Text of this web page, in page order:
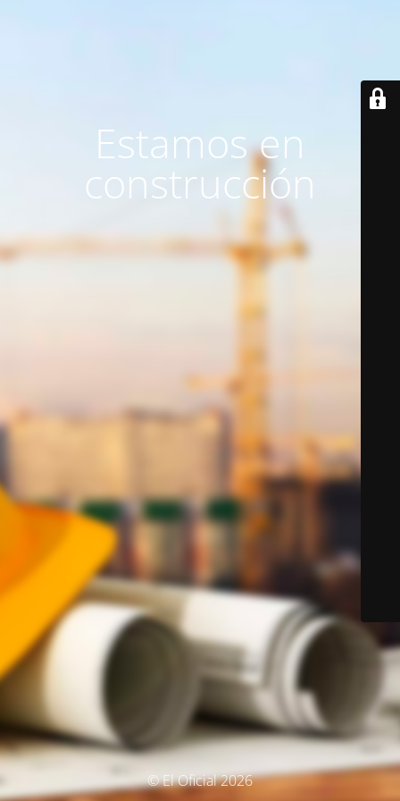
Estamos en
construcción
© El Oficial 2026